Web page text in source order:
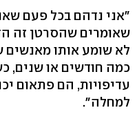
"אני נדהם בכל פעם
שאומרים שהסרטן זה
לא שומע אותו מאנשים
כמה חודשים או שנים,
עדיפויות, הם פתאום
למחלה‭."‬